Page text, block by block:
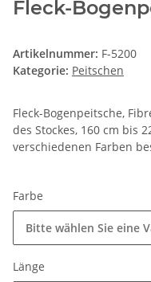
Fleck-
Artikelnummer: F-5200
Kategorie: Peitschen
Fleck-Bogenpeitsche,
des Stockes, 160 cm bis
verschiedenen Farben
Farbe
Bitte wählen Sie eine
Länge